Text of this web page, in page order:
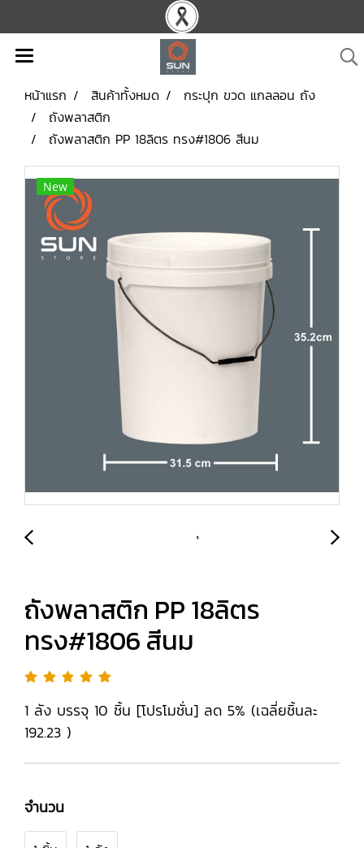
หน้าแรก สินค้าทั้งหมด
กระปุก ขวด แกลลอน ถัง
ถังพลาสติก
ถังพลาสติก PP 18ลิตร ทรง#1806 สีนม
New
ถังพลาสติก PP 18ลิตร
ทรง#1806 สีนม
1 ลัง บรรจุ 10 ชิ้น [โปรโมชั่น] ลด 5% (เฉลี่ยชิ้นละ
192.23 )
จำนวน